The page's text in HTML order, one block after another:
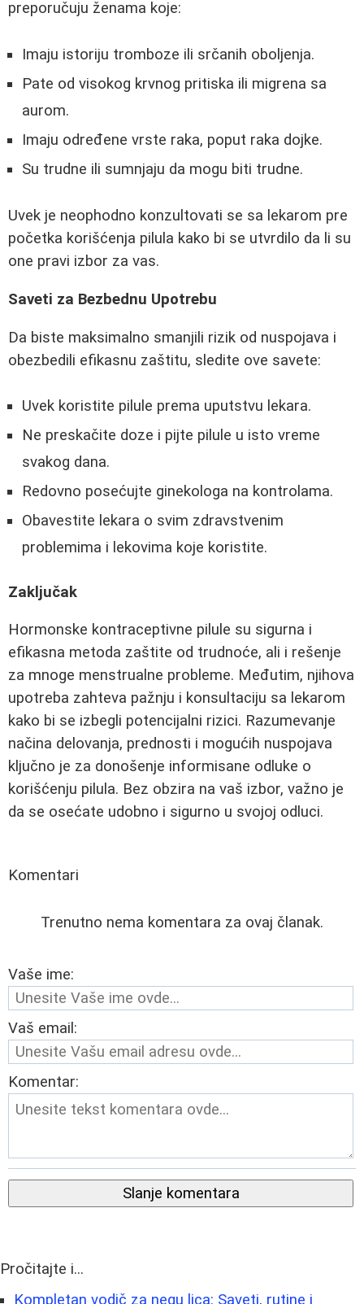
preporučuju ženama koje:
Imaju istoriju tromboze ili srčanih oboljenja.
Pate od visokog krvnog pritiska ili migrena sa
aurom.
Imaju određene vrste raka, poput raka dojke.
Su trudne ili sumnjaju da mogu biti trudne.
Uvek je neophodno konzultovati se sa lekarom pre
početka korišćenja pilula kako bi se utvrdilo da li su
one pravi izbor za vas.
Saveti za Bezbednu Upotrebu
Da biste maksimalno smanjili rizik od nuspojava i
obezbedili efikasnu zaštitu, sledite ove savete:
Uvek koristite pilule prema uputstvu lekara.
Ne preskačite doze i pijte pilule u isto vreme
svakog dana.
Redovno posećujte ginekologa na kontrolama.
Obavestite lekara o svim zdravstvenim
problemima i lekovima koje koristite.
Zaključak
Hormonske kontraceptivne pilule su sigurna i
efikasna metoda zaštite od trudnoće, ali i rešenje
za mnoge menstrualne probleme. Međutim, njihova
upotreba zahteva pažnju i konsultaciju sa lekarom
kako bi se izbegli potencijalni rizici. Razumevanje
načina delovanja, prednosti i mogućih nuspojava
ključno je za donošenje informisane odluke o
korišćenju pilula. Bez obzira na vaš izbor, važno je
da se osećate udobno i sigurno u svojoj odluci.
Komentari
Trenutno nema komentara za ovaj članak.
Vaše ime:
Vaš email:
Komentar:
Slanje komentara
Pročitajte i...
Kompletan vodič za negu lica: Saveti, rutine i